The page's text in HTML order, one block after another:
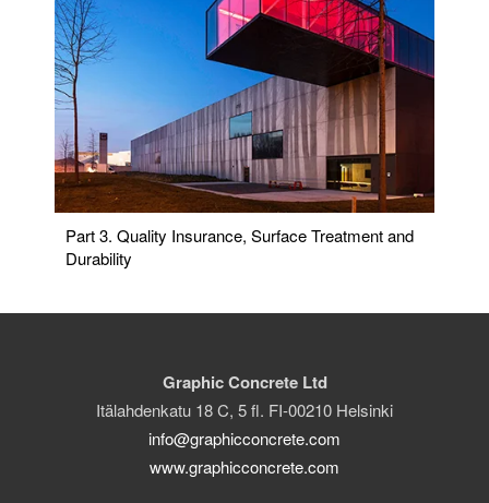
Part 3. Quality Insurance, Surface Treatment and
Durability
Graphic Concrete Ltd
Itälahdenkatu 18 C, 5 fl. FI-00210 Helsinki
info@graphicconcrete.com
www.graphicconcrete.com